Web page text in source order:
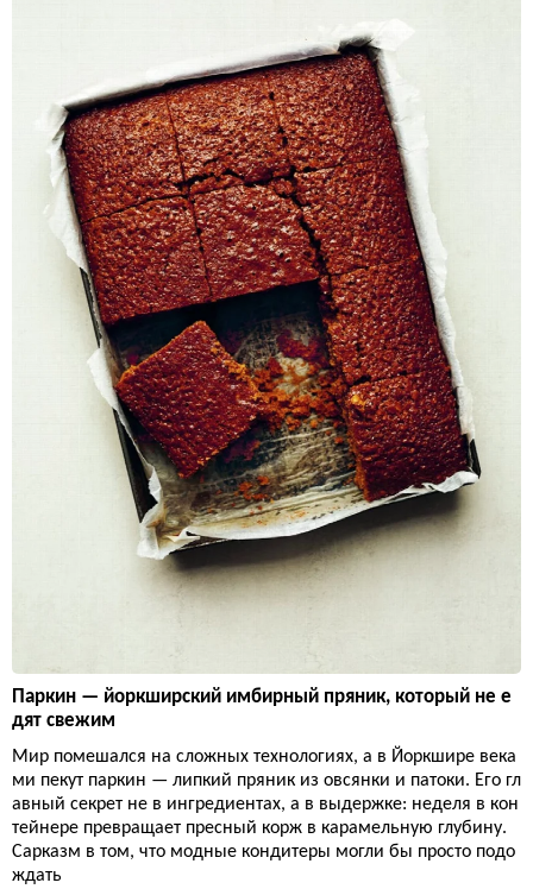
Паркин — йоркширский имбирный пряник, который не е
дят свежим
Мир помешался на сложных технологиях, а в Йоркшире века
ми пекут паркин — липкий пряник из овсянки и патоки. Его гл
авный секрет не в ингредиентах, а в выдержке: неделя в кон
тейнере превращает пресный корж в карамельную глубину.
Сарказм в том, что модные кондитеры могли бы просто подо
ждать